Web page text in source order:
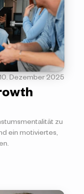
10. Dezember 2025
zu
ein motiviertes,